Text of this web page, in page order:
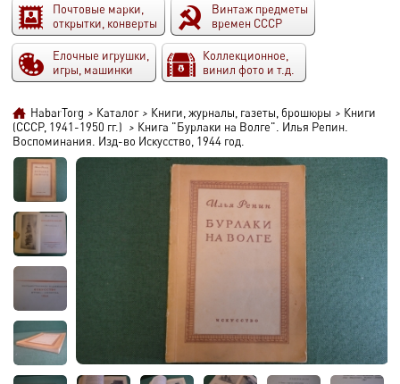
Почтовые марки,
открытки, конверты
Винтаж предметы
времен СССР
Елочные игрушки,
игры, машинки
Коллекционное,
винил фото и т.д.
HabarTorg > Каталог > Книги, журналы, газеты, брошюры > Книги
(СССР, 1941-1950 гг.) > Книга "Бурлаки на Волге". Илья Репин.
Воспоминания. Изд-во Искусство, 1944 год.